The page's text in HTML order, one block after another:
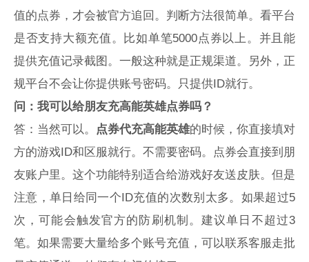
值的点券，才会被官方追回。判断方法很简单。看平台
是否支持大额充值。比如单笔5000点券以上。并且能
提供充值记录截图。一般这种就是正规渠道。另外，正
规平台不会让你提供账号密码。只提供ID就行。
问：我可以给朋友充高能英雄点券吗？
答：当然可以。
点券代充高能英雄的时候，你直接填对
方的游戏ID和区服就行。不需要密码。点券会直接到朋
友账户里。这个功能特别适合给游戏好友送皮肤。但是
注意，单日给同一个ID充值的次数别太多。如果超过5
次，可能会触发官方的防刷机制。建议单日不超过3
笔。如果需要大量给多个账号充值，可以联系客服走批